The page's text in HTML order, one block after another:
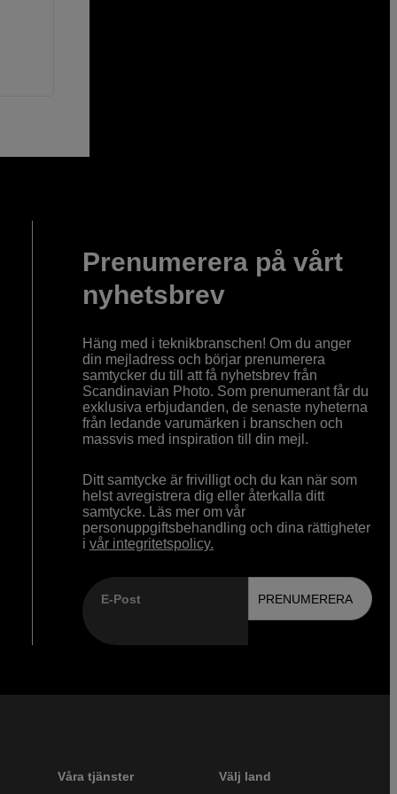
Prenumerera på vårt
nyhetsbrev
Häng med i teknikbranschen! Om du anger
din mejladress och börjar prenumerera
samtycker du till att få nyhetsbrev från
Scandinavian Photo. Som prenumerant får du
exklusiva erbjudanden, de senaste nyheterna
från ledande varumärken i branschen och
massvis med inspiration till din mejl.
Ditt samtycke är frivilligt och du kan när som
helst avregistrera dig eller återkalla ditt
samtycke. Läs mer om vår
personuppgiftsbehandling och dina rättigheter
i vår integritetspolicy.
E-Post PRENUMERERA
Våra tjänster Välj land